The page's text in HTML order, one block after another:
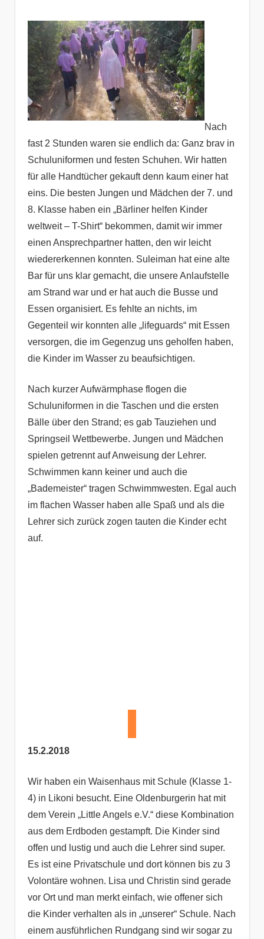
Nach
fast 2 Stunden waren sie endlich da: Ganz brav in
Schuluniformen und festen Schuhen. Wir hatten
für alle Handtücher gekauft denn kaum einer hat
eins. Die besten Jungen und Mädchen der 7. und
8. Klasse haben ein „Bärliner helfen Kinder
weltweit – T-Shirt“ bekommen, damit wir immer
einen Ansprechpartner hatten, den wir leicht
wiedererkennen konnten. Suleiman hat eine alte
Bar für uns klar gemacht, die unsere Anlaufstelle
am Strand war und er hat auch die Busse und
Essen organisiert. Es fehlte an nichts, im
Gegenteil wir konnten alle „lifeguards“ mit Essen
versorgen, die im Gegenzug uns geholfen haben,
die Kinder im Wasser zu beaufsichtigen.
Nach kurzer Aufwärmphase flogen die
Schuluniformen in die Taschen und die ersten
Bälle über den Strand; es gab Tauziehen und
Springseil Wettbewerbe. Jungen und Mädchen
spielen getrennt auf Anweisung der Lehrer.
Schwimmen kann keiner und auch die
„Bademeister“ tragen Schwimmwesten. Egal auch
im flachen Wasser haben alle Spaß und als die
Lehrer sich zurück zogen tauten die Kinder echt
auf.
15.2.2018
Wir haben ein Waisenhaus mit Schule (Klasse 1-
4) in Likoni besucht. Eine Oldenburgerin hat mit
dem Verein „Little Angels e.V.“ diese Kombination
aus dem Erdboden gestampft. Die Kinder sind
offen und lustig und auch die Lehrer sind super.
Es ist eine Privatschule und dort können bis zu 3
Volontäre wohnen. Lisa und Christin sind gerade
vor Ort und man merkt einfach, wie offener sich
die Kinder verhalten als in „unserer“ Schule. Nach
einem ausführlichen Rundgang sind wir sogar zu